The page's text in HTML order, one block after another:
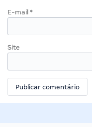
E-mail *
Site